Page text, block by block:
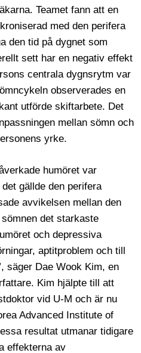
Teamet fann att en
med den perifera
den tid på dygnet som
sett har en negativ effekt
centrala dygnsrytm var
observerades en
utförde skiftarbete. Det
mellan sömn och
yrke.
humöret var
gällde den perifera
avvikelsen mellan den
det starkaste
och depressiva
aptitproblem och till
säger Dae Wook Kim, en
Kim hjälpte till att
vid U-M och är nu
Advanced Institute of
resultat utmanar tidigare
effekterna av